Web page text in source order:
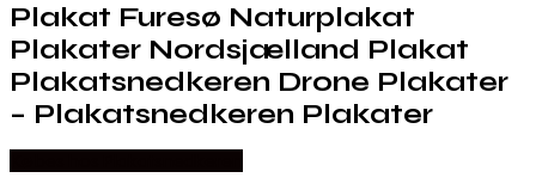
Plakat Furesø Naturplakat
Plakater Nordsjælland Plakat
Plakatsnedkeren Drone Plakater
– Plakatsnedkeren Plakater